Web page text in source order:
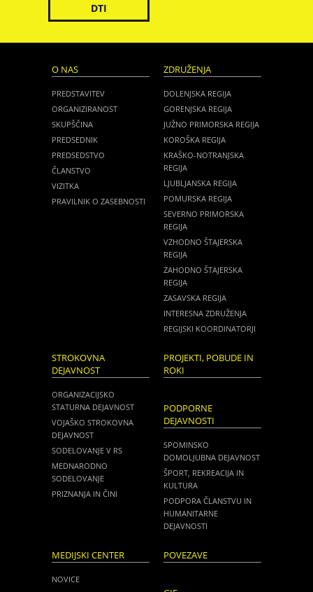
DTI
O NAS
PREDSTAVITEV
ORGANIZIRANOST
SKUPŠČINA
PREDSEDNIK
PREDSEDSTVO
ČLANSTVO
VIZITKA
PRAVILNIK O ZASEBNOSTI
ZDRUŽENJA
DOLENJSKA REGIJA
GORENJSKA REGIJA
JUŽNO PRIMORSKA REGIJA
KOROŠKA REGIJA
KRAŠKO-NOTRANJSKA
REGIJA
LJUBLJANSKA REGIJA
POMURSKA REGIJA
SEVERNO PRIMORSKA
REGIJA
VZHODNO ŠTAJERSKA
REGIJA
ZAHODNO ŠTAJERSKA
REGIJA
ZASAVSKA REGIJA
INTERESNA ZDRUŽENJA
REGIJSKI KOORDINATORJI
STROKOVNA
DEJAVNOST
ORGANIZACIJSKO
STATURNA DEJAVNOST
VOJAŠKO STROKOVNA
DEJAVNOST
SODELOVANJE V RS
MEDNARODNO
SODELOVANJE
PRIZNANJA IN ČINI
PROJEKTI, POBUDE IN
ROKI
PODPORNE
DEJAVNOSTI
SPOMINSKO
DOMOLJUBNA DEJAVNOST
ŠPORT, REKREACIJA IN
KULTURA
PODPORA ČLANSTVU IN
HUMANITARNE
DEJAVNOSTI
MEDIJSKI CENTER
NOVICE
POVEZAVE